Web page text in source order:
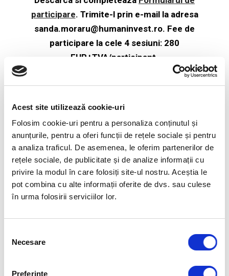
Acest site utilizează cookie-uri
Folosim cookie-uri pentru a personaliza conținutul și
anunțurile, pentru a oferi funcții de rețele sociale și pentru
a analiza traficul. De asemenea, le oferim partenerilor de
rețele sociale, de publicitate și de analize informații cu
privire la modul în care folosiți site-ul nostru. Aceștia le
pot combina cu alte informații oferite de dvs. sau culese
în urma folosirii serviciilor lor.
consimțământului
Necesare
Preferinţe
participare. Trimite-l prin e-mail la adresa
sanda.moraru@humaninvest.ro. Fee de
participare la cele 4 sesiuni: 280
EUR+TVA/participant.
Eur+TVA/ora).